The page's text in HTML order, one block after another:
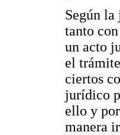
Según
tanto
un acto
el
ciertos
jurídico
ello y
manera